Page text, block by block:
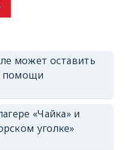
может оставить
помощи
«Чайка» и
уголке»